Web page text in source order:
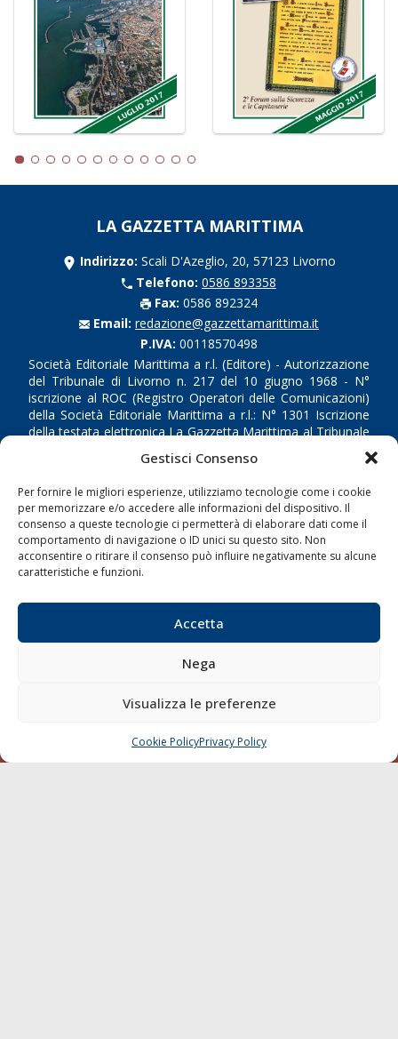
Gestisci Consenso
Per fornire le migliori esperienze, utilizziamo tecnologie come i cookie
per memorizzare e/o accedere alle informazioni del dispositivo. Il
consenso a queste tecnologie ci permetterà di elaborare dati come il
comportamento di navigazione o ID unici su questo sito. Non
acconsentire o ritirare il consenso può influire negativamente su alcune
caratteristiche e funzioni.
Accetta
Nega
Visualizza le preferenze
Cookie PolicyPrivacy Policy
LA GAZZETTA MARITTIMA
Indirizzo: Scali D'Azeglio, 20, 57123 Livorno
Telefono: 0586 893358
Fax: 0586 892324
Email: redazione@gazzettamarittima.it
P.IVA: 00118570498
Società Editoriale Marittima a r.l. (Editore) - Autorizzazione
del Tribunale di Livorno n. 217 del 10 giugno 1968 - N°
iscrizione al ROC (Registro Operatori delle Comunicazioni)
della Società Editoriale Marittima a r.l.: N° 1301 Iscrizione
della testata elettronica La Gazzetta Marittima al Tribunale
LINK
Shipping
Porti/Interporti
Sostenibilità
Compagnie di Navigazione
Chi siamo
CHIAMA SCRIVI